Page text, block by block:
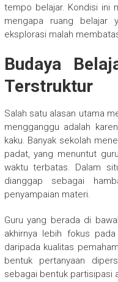
tempo belajar. Kondisi ini
mengapa ruang belajar
eksplorasi malah
Budaya
Terstruktur
Salah satu alasan utama
mengganggu adalah
kaku. Banyak sekolah
padat, yang menuntut
waktu terbatas. Dalam
dianggap sebagai
penyampaian materi.
Guru yang berada di
akhirnya lebih fokus
daripada kualitas
bentuk pertanyaan
sebagai bentuk partisipasi